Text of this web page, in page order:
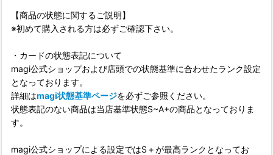
【商品の状態に関するご説明】
※初めて購入される方は必ずご確認下さい。
・カードの状態表記について
magi公式ショップおよび店頭での状態基準に合わせたランク設定
となっております。
詳細はmagi状態基準ページを必ずご参照ください。
状態表記のない商品は当店基準状態S~A+の商品となっておりま
す。
magi公式ショップによる設定ではS＋が最高ランクとなってお